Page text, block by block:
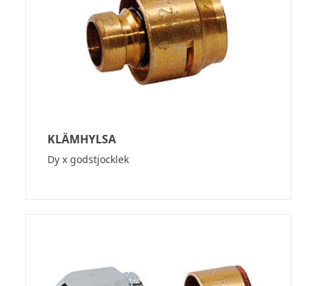
KLÄMHYLSA
Dy x godstjocklek